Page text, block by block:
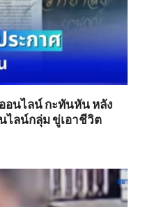
อนไลน์ กะทันหัน หลัง
ไลน์กลุ่ม ขู่เอาชีวิต